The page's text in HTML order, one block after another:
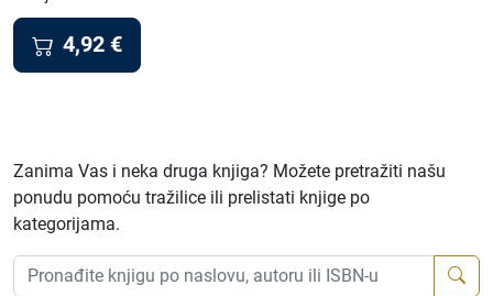
4,92 €
Zanima Vas i neka druga knjiga? Možete pretražiti našu
ponudu pomoću tražilice ili prelistati knjige po
kategorijama.